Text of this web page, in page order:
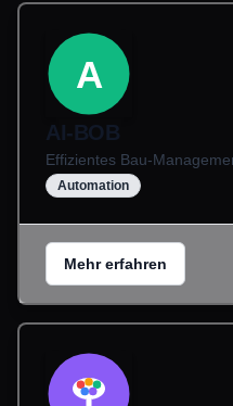
A
AI-BOB
Effizientes Bau-
Automation
Mehr erfahren